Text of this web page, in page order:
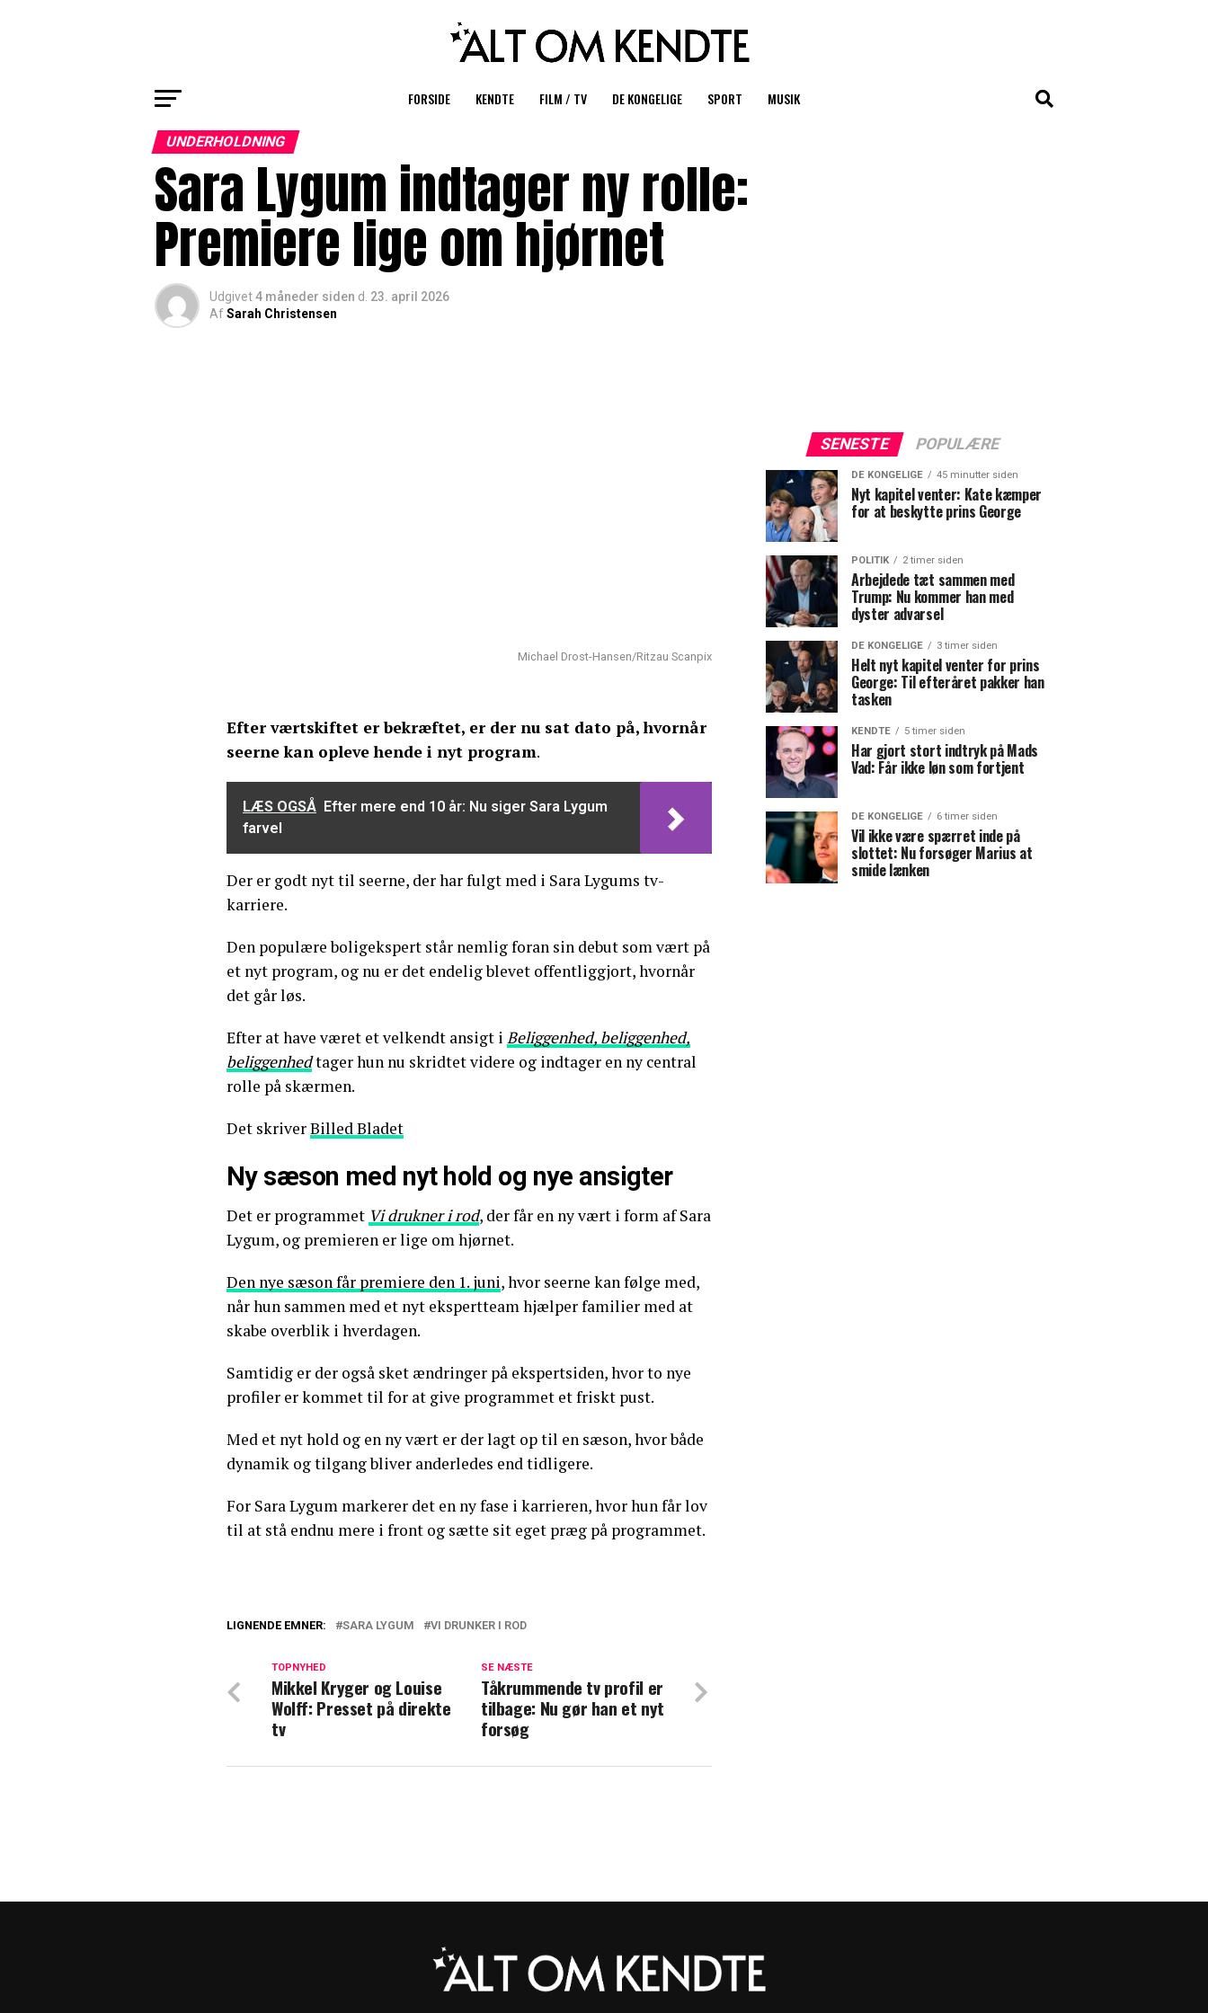
FORSIDE KENDTE FILM / TV DE KONGELIGE SPORT MUSIK
UNDERHOLDNING
Sara Lygum indtager ny rolle:
Premiere lige om hjørnet
Udgivet4 måneder siden d. 23. april 2026
AfSarah Christensen
Michael Drost-Hansen/Ritzau Scanpix
Efter værtskiftet er bekræftet, er der nu sat dato på, hvornår
seerne kan opleve hende i nyt program.
LÆS OGSÅ Efter mere end 10 år: Nu siger Sara Lygum
farvel
Der er godt nyt til seerne, der har fulgt med i Sara Lygums tv-
karriere.
Den populære boligekspert står nemlig foran sin debut som vært på
et nyt program, og nu er det endelig blevet offentliggjort, hvornår
det går løs.
Efter at have været et velkendt ansigt i Beliggenhed, beliggenhed,
beliggenhedtager hun nu skridtet videre og indtager en ny central
rolle på skærmen.
Det skriverBilled Bladet
Ny sæson med nyt hold og nye ansigter
Det er programmet Vi drukner i rod, der får en ny vært i form af Sara
Lygum, og premieren er lige om hjørnet.
Den nye sæson får premiere den 1. juni, hvor seerne kan følge med,
når hun sammen med et nyt ekspertteam hjælper familier med at
skabe overblik i hverdagen.
Samtidig er der også sket ændringer på ekspertsiden, hvor to nye
profiler er kommet til for at give programmet et friskt pust.
Med et nyt hold og en ny vært er der lagt op til en sæson, hvor både
dynamik og tilgang bliver anderledes end tidligere.
For Sara Lygum markerer det en ny fase i karrieren, hvor hun får lov
til at stå endnu mere i front og sætte sit eget præg på programmet.
Populært boligprogram vender tilbage med ny sæson på
TV2
LIGNENDE EMNER: SARA LYGUM VI DRUNKER I ROD
SE NÆSTE
Tåkrummende tv profil er
tilbage: Nu gør han et nyt
forsøg
TOPNYHED
Mikkel Kryger og Louise
Wolff: Presset på direkte
tv
SENESTE POPULÆRE
DE KONGELIGE 45 minutter siden
Nyt kapitel venter: Kate kæmper
for at beskytte prins George
POLITIK 2 timer siden
Arbejdede tæt sammen med
Trump: Nu kommer han med
dyster advarsel
DE KONGELIGE 3 timer siden
Helt nyt kapitel venter for prins
George: Til efteråret pakker han
tasken
KENDTE 5 timer siden
Har gjort stort indtryk på Mads
Vad: Får ikke løn som fortjent
DE KONGELIGE 6 timer siden
Vil ikke være spærret inde på
slottet: Nu forsøger Marius at
smide lænken